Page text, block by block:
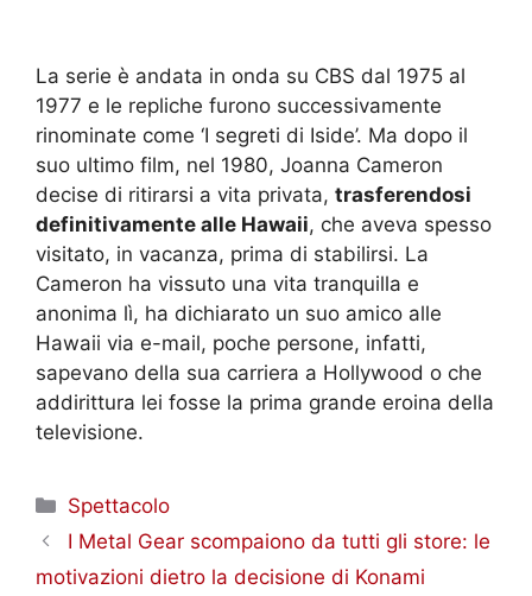
La serie è andata in onda su CBS dal 1975 al
1977 e le repliche furono successivamente
rinominate come ‘I segreti di Iside’. Ma dopo il
suo ultimo film, nel 1980, Joanna Cameron
decise di ritirarsi a vita privata, trasferendosi
definitivamente alle Hawaii, che aveva spesso
visitato, in vacanza, prima di stabilirsi. La
Cameron ha vissuto una vita tranquilla e
anonima lì, ha dichiarato un suo amico alle
Hawaii via e-mail, poche persone, infatti,
sapevano della sua carriera a Hollywood o che
addirittura lei fosse la prima grande eroina della
televisione.
Categorie
Spettacolo
I Metal Gear scompaiono da tutti gli store: le
motivazioni dietro la decisione di Konami